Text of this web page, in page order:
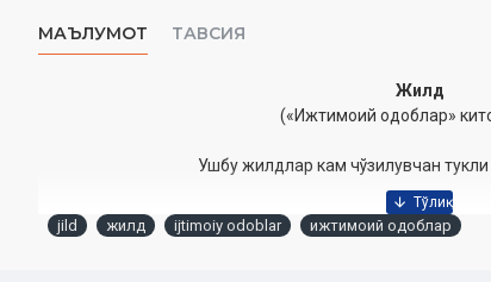
МАЪЛУМОТ ТАВСИЯ
Жилд
(«Ижтимоий одоблар»
Ушбу жилдлар кам чўзилувчан
jild жилд ijtimoiy odoblar ижтимоий одоблар